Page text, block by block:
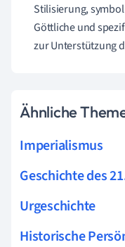
Stilisierung,
Göttliche und
zur Unterstützung
Ähnliche
Imperialismus
Geschichte des
Urgeschichte
Historische